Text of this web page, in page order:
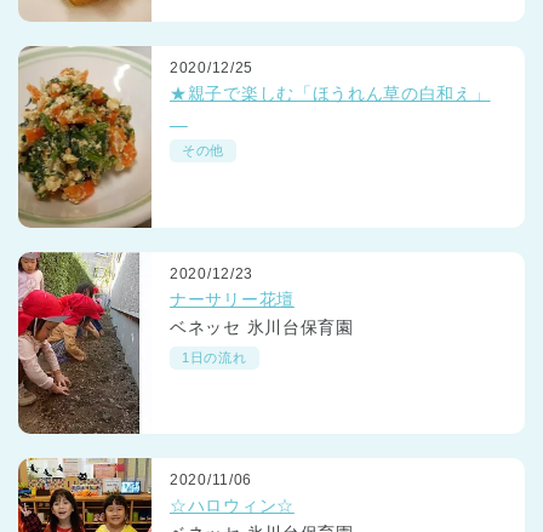
2020/12/25
★親子で楽しむ「ほうれん草の白和え」
その他
2020/12/23
ナーサリー花壇
ベネッセ 氷川台保育園
1日の流れ
2020/11/06
☆ハロウィン☆